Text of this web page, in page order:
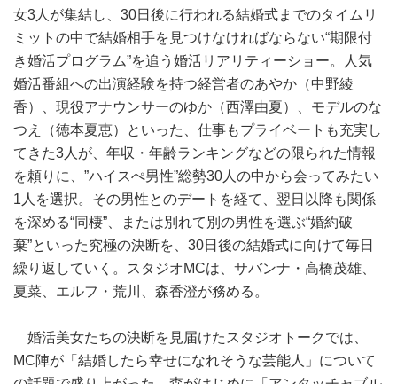
女3人が集結し、30日後に行われる結婚式までのタイムリ
ミットの中で結婚相手を見つけなければならない“期限付
き婚活プログラム”を追う婚活リアリティーショー。人気
婚活番組への出演経験を持つ経営者のあやか（中野綾
香）、現役アナウンサーのゆか（西澤由夏）、モデルのな
つえ（徳本夏恵）といった、仕事もプライベートも充実し
てきた3人が、年収・年齢ランキングなどの限られた情報
を頼りに、”ハイスぺ男性”総勢30人の中から会ってみたい
1人を選択。その男性とのデートを経て、翌日以降も関係
を深める“同棲”、または別れて別の男性を選ぶ“婚約破
棄”といった究極の決断を、30日後の結婚式に向けて毎日
繰り返していく。スタジオMCは、サバンナ・高橋茂雄、
夏菜、エルフ・荒川、森香澄が務める。
婚活美女たちの決断を見届けたスタジオトークでは、
MC陣が「結婚したら幸せになれそうな芸能人」について